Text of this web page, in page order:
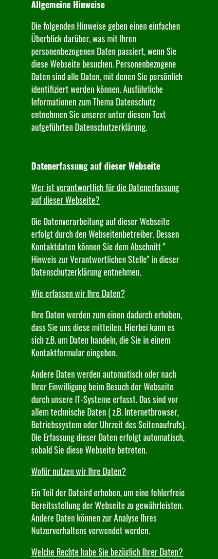
Allgemeine Hinweise
Die folgenden Hinweise geben einen einfachen
Überblick darüber, was mit Ihren
personenbezogenen Daten passiert, wenn Sie
diese Webseite besuchen. Personenbezogene
Daten sind alle Daten, mit denen Sie persönlich
identifiziert werden können. Ausführliche
Informationen zum Thema Datenschutz
entnehmen Sie unserer unter diesem Text
aufgeführten Datenschutzerklärung.
Datenerfassung auf dieser Webseite
Wer ist verantwortlich für die Datenerfassung
auf dieser Webseite?
Die Datenverarbeitung auf dieser Webseite
erfolgt durch den Webseitenbetreiber. Dessen
Kontaktdaten können Sie dem Abschnitt "
Hinweis zur Verantwortlichen Stelle" in dieser
Datenschutzerklärung entnehmen.
Wie erfassen wir Ihre Daten?
Ihre Daten werden zum einen dadurch erhoben,
dass Sie uns diese mitteilen. Hierbei kann es
sich z.B. um Daten handeln, die Sie in einem
Kontaktformular eingeben.
Andere Daten werden automatisch oder nach
Ihrer Einwilligung beim Besuch der Webseite
durch unsere IT-Systeme erfasst. Das sind vor
allem technische Daten ( z.B. Internetbrowser,
Betriebssystem oder Uhrzeit des Seitenaufrufs).
Die Erfassung dieser Daten erfolgt automatisch,
sobald Sie diese Webseite betreten.
Wofür nutzen wir Ihre Daten?
Ein Teil der Dateird erhoben, um eine fehlerfreie
Bereitsstellung der Webseite zu gewährleisten.
Andere Daten können zur Analyse Ihres
Nutzerverhaltens verwendet werden.
Welche Rechte habe Sie bezüglich Ihrer Daten?